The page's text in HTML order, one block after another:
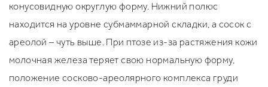
конусовидную округлую форму. Нижний полюс
находится на уровне субмаммарной складки, а сосок с
ареолой – чуть выше. При птозе из-за растяжения кожи
молочная железа теряет свою нормальную форму,
положение сосково-ареолярного комплекса груди